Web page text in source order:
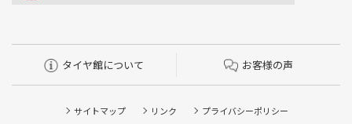
タイヤ館について お客様の声
サイトマップ リンク
プライバシーポリシー